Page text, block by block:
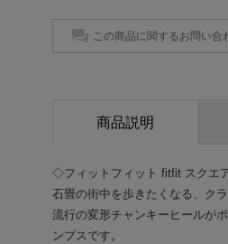
この商品に関するお問い合
商品説明
◇フィットフィット fitfit スクエ
石畳の街中を歩きたくなる、ク
流行の変形チャンキーヒールが
ンプスです。